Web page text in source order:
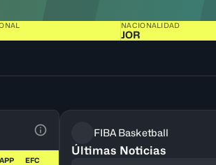
NACIONALIDAD
JOR
Ver la leyenda
APP EFC
FIBA Basketball
Últimas Noticias